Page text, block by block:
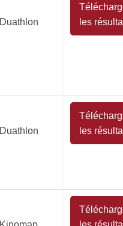
Duathlon
les
Duathlon
les